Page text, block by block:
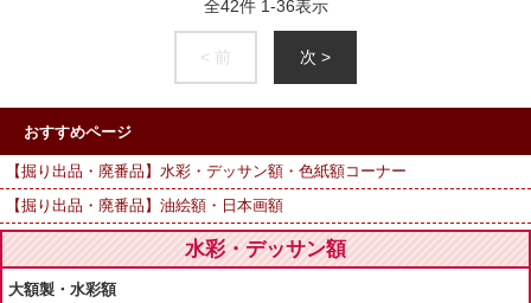
全42件 1 -36表示
< 前 次 >
おすすめページ
【掘り出品・廃番品】水彩・デッサン額・色紙額コーナー
【掘り出品・廃番品】油絵額・日本画額
水彩・デッサン額
大額製・水彩額